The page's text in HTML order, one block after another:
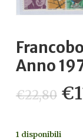
Anno
€22,80 Il
€
1 disponibili